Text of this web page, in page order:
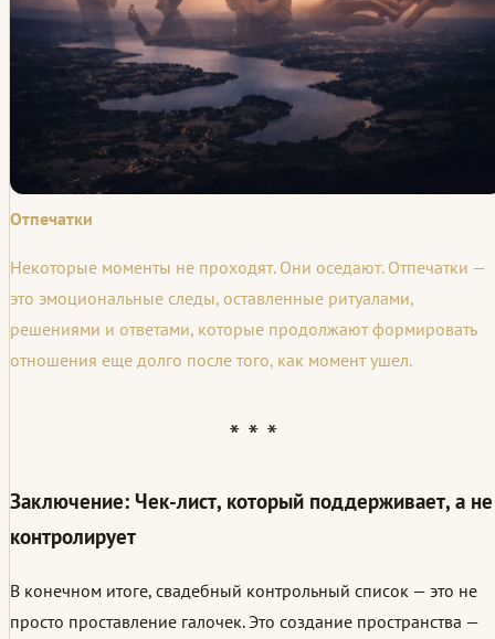
Отпечатки
Некоторые моменты не проходят. Они оседают. Отпечатки —
это эмоциональные следы, оставленные ритуалами,
решениями и ответами, которые продолжают формировать
отношения еще долго после того, как момент ушел.
Заключение: Чек-лист, который поддерживает, а не
контролирует
В конечном итоге, свадебный контрольный список — это не
просто проставление галочек. Это создание пространства —